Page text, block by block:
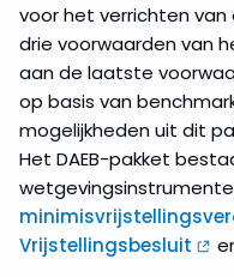
voor het verrichten van
drie voorwaarden van
aan de laatste
op basis van
mogelijkheden uit dit
Het DAEB-pakket
Vrijstellingsbesluit